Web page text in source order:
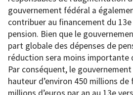
gouvernement fédéral a
contribuer au financement du
pension. Bien que le
part globale des dépenses de
réduction sera moins importante
Par conséquent, le
hauteur d’environ 450 millions de